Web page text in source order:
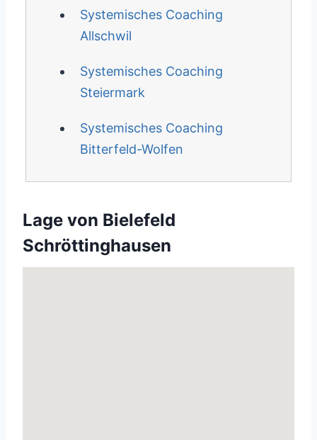
Systemisches Coaching
Allschwil
Systemisches Coaching
Steiermark
Systemisches Coaching
Bitterfeld-Wolfen
Lage von Bielefeld
Schröttinghausen